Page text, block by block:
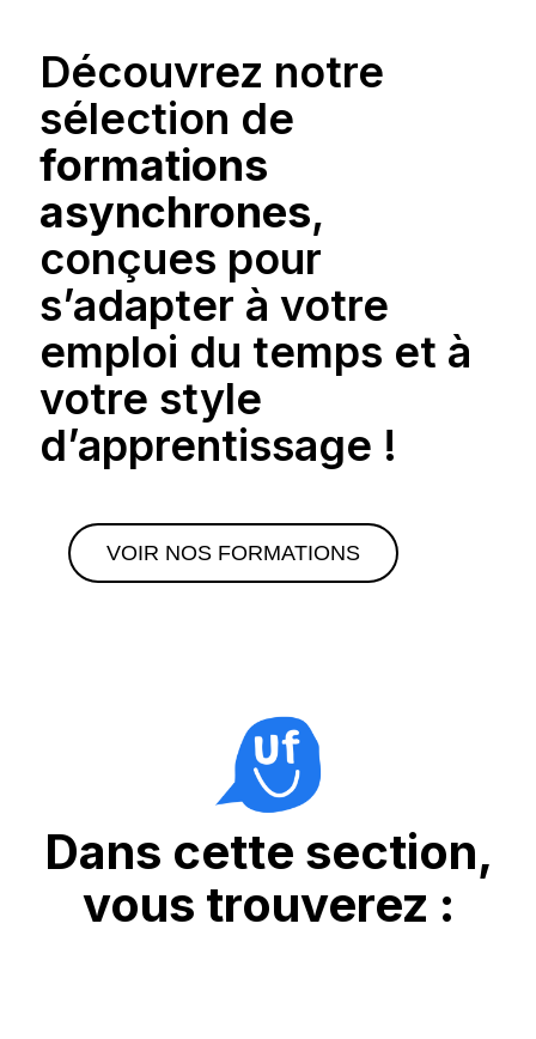
Découvrez notre
sélection de
formations
asynchrones,
conçues pour
s’adapter à votre
emploi du temps et à
votre style
d’apprentissage !
VOIR NOS FORMATIONS
Dans cette section,
vous trouverez :